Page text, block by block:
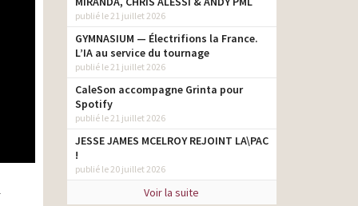
publié le 21 juillet 2026
GYMNASIUM — Électrifions la France.
L’IA au service du tournage
publié le 21 juillet 2026
CaleSon accompagne Grinta pour
Spotify
publié le 21 juillet 2026
JESSE JAMES MCELROY REJOINT LA\PAC
!
publié le 20 juillet 2026
Voir la suite